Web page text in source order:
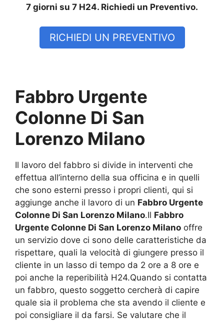
7 giorni su 7 H24. Richiedi un Preventivo.
RICHIEDI UN PREVENTIVO
Fabbro Urgente
Colonne Di San
Lorenzo Milano
Il lavoro del fabbro si divide in interventi che
effettua all’interno della sua officina e in quelli
che sono esterni presso i propri clienti, qui si
aggiunge anche il lavoro di un Fabbro Urgente
Colonne Di San Lorenzo Milano.Il Fabbro
Urgente Colonne Di San Lorenzo Milano offre
un servizio dove ci sono delle caratteristiche da
rispettare, quali la velocità di giungere presso il
cliente in un lasso di tempo da 2 ore a 8 ore e
poi anche la reperibilità H24.Quando si contatta
un fabbro, questo soggetto cercherà di capire
quale sia il problema che sta avendo il cliente e
poi consigliare il da farsi. Se valutare che il